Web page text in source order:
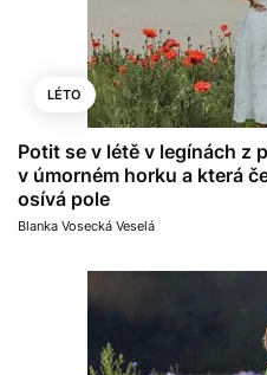
LÉTO
Potit se v létě v legínách z
v úmorném horku a která
osívá pole
Blanka Vosecká Veselá